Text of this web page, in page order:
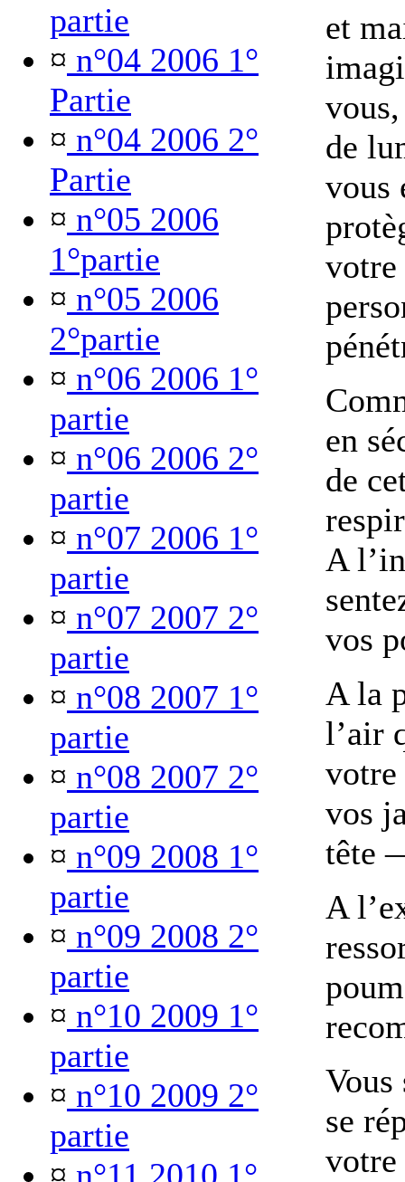
partie
¤ n°04 2006 1°
Partie
¤ n°04 2006 2°
Partie
¤ n°05 2006
1°partie
¤ n°05 2006
2°partie
¤ n°06 2006 1°
partie
¤ n°06 2006 2°
partie
¤ n°07 2006 1°
partie
¤ n°07 2007 2°
partie
¤ n°08 2007 1°
partie
¤ n°08 2007 2°
partie
¤ n°09 2008 1°
partie
¤ n°09 2008 2°
partie
¤ n°10 2009 1°
partie
¤ n°10 2009 2°
partie
et
de
vous
votre
en
de
A
vos
A la
l’air
votre
vos
tête
A
Vous
se
votre